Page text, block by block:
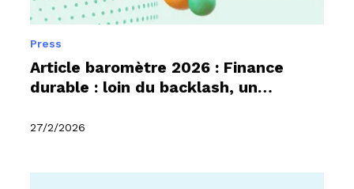
Press
Article baromètre 2026 : Finance
durable : loin du backlash, un
27/2/2026